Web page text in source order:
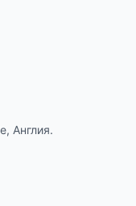
Англия.